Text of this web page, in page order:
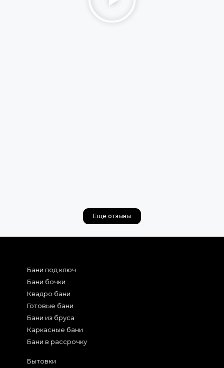
Еще отзывы
Бани под ключ
Бани бочки
Квадро бани
Готовые бани
Бани из бруса
Каркасные бани
Бани в рассрочку
Бытовки